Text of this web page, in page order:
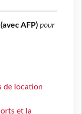
AFP) pour
de location
et la